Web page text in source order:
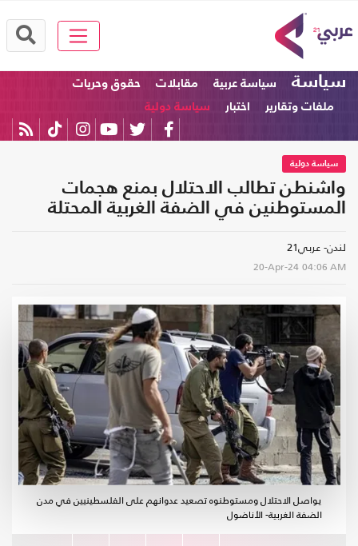
سياسة سياسة عربية مقابلات
حقوق وحريات
ملفات وتقارير
اختبار سياسة دولية
سياسة دولية
واشنطن تطالب الاحتلال بمنع هجمات
المستوطنين في الضفة الغربية المحتلة
لندن- عربي21
20-Apr-24 04:06 AM
يواصل الاحتلال ومستوطنوه تصعيد عدوانهم على الفلسطينيين في مدن
الضفة الغربية- الأناضول